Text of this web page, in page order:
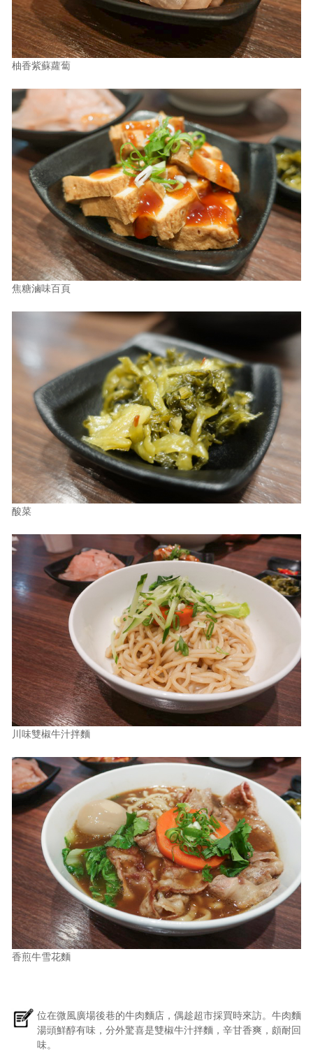
柚香紫蘇蘿蔔
焦糖滷味百頁
酸菜
川味雙椒牛汁拌麵
香煎牛雪花麵
位在微風廣場後巷的牛肉麵店，偶趁超市採買時來訪。牛肉麵
湯頭鮮醇有味，分外驚喜是雙椒牛汁拌麵，辛甘香爽，頗耐回
味。